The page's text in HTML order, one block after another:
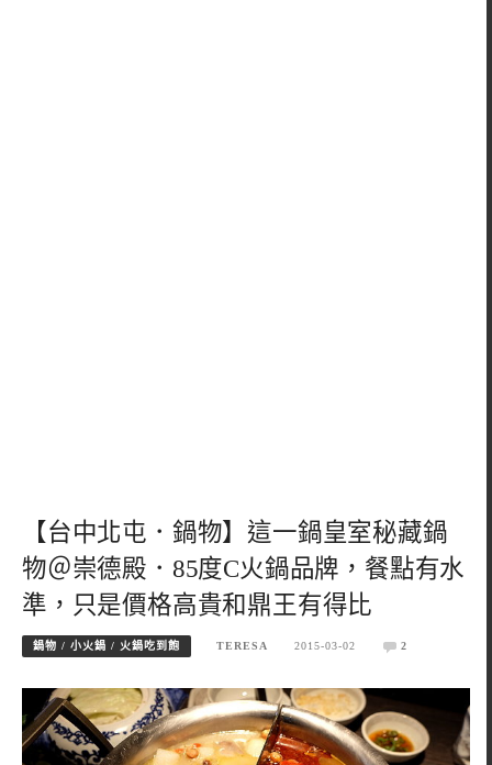
【台中北屯．鍋物】這一鍋皇室秘藏鍋
物＠崇德殿．85度C火鍋品牌，餐點有水
準，只是價格高貴和鼎王有得比
鍋物 / 小火鍋 / 火鍋吃到飽 TERESA 2015-03-02 2